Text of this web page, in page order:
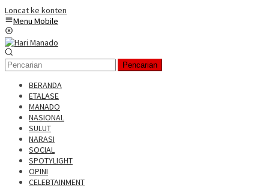
Loncat ke konten
Menu Mobile
Pencarian
BERANDA
ETALASE
MANADO
NASIONAL
SULUT
NARASI
SOCIAL
SPOTYLIGHT
OPINI
CELEBTAINMENT